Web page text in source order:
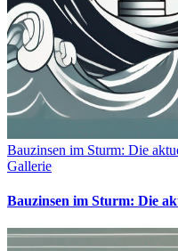
Bauzinsen im Sturm: Die
Gallerie
Bauzinsen im Sturm: Die